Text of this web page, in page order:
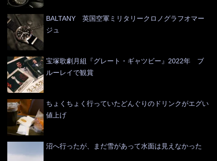
BALTANY 英国空軍ミリタリークロノグラフオマー
ジュ
宝塚歌劇月組『グレート・ギャツビー』2022年 ブ
ルーレイで観賞
ちょくちょく行っていたどんぐりのドリンクがエグい
値上げ
沼へ行ったが、まだ雪があって水面は見えなかった